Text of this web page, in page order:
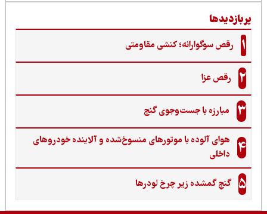
رقص سوگوارانه؛ کنشی مقاومتی
رقص عزا
مبارزه با جست‌وجوی گنج‌
هوای آلوده با موتورهای منسوخ‌شده و آلاینده خودروهای
داخلی
گنجِ گمشده زیر چرخ لودرها